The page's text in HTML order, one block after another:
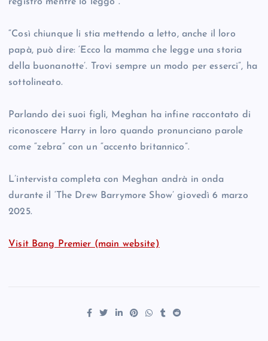
“Così chiunque li stia mettendo a letto, anche il loro
papà, può dire: ‘Ecco la mamma che legge una storia
della buonanotte’. Trovi sempre un modo per esserci”, ha
sottolineato.
Parlando dei suoi figli, Meghan ha infine raccontato di
riconoscere Harry in loro quando pronunciano parole
come “zebra” con un “accento britannico”.
L’intervista completa con Meghan andrà in onda
durante il ‘The Drew Barrymore Show’ giovedì 6 marzo
2025.
Visit Bang Premier (main website)